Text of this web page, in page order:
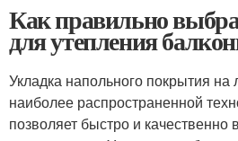
Как правильно
для утепления
Укладка напольного покрытия на
наиболее распространенной
позволяет быстро и